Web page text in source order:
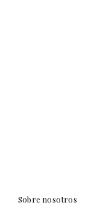
Sobre nosotros